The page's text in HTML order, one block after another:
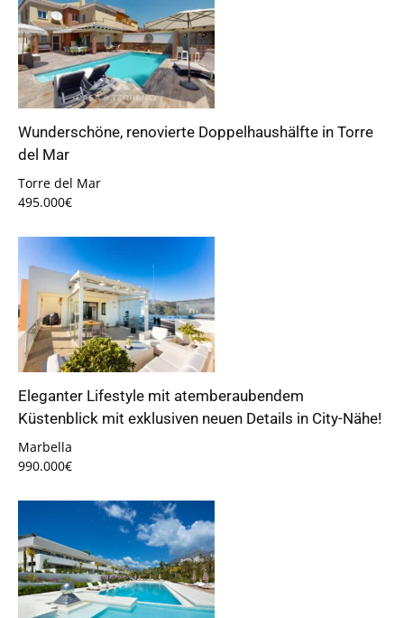
Wunderschöne, renovierte Doppelhaushälfte in Torre
del Mar
Torre del Mar
495.000€
Eleganter Lifestyle mit atemberaubendem
Küstenblick mit exklusiven neuen Details in City-Nähe!
Marbella
990.000€